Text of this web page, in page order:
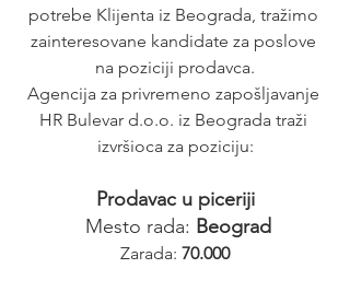
potrebe Klijenta iz Beograda, tražimo
zainteresovane kandidate za poslove
na poziciji prodavca.
Agencija za privremeno zapošljavanje
HR Bulevar d.o.o. iz Beograda traži
izvršioca za poziciju:
Prodavac u piceriji
Mesto rada: Beograd
Zarada: 70.000